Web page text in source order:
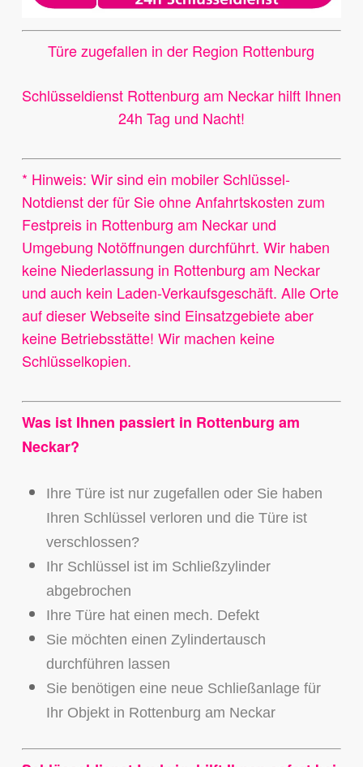
Türe zugefallen in der Region Rottenburg
Schlüsseldienst Rottenburg am Neckar hilft Ihnen
24h Tag und Nacht!
* Hinweis: Wir sind ein mobiler Schlüssel-
Notdienst der für Sie ohne Anfahrtskosten zum
Festpreis in Rottenburg am Neckar und
Umgebung Notöffnungen durchführt. Wir haben
keine Niederlassung in Rottenburg am Neckar
und auch kein Laden-Verkaufsgeschäft. Alle Orte
auf dieser Webseite sind Einsatzgebiete aber
keine Betriebsstätte! Wir machen keine
Schlüsselkopien.
Was ist Ihnen passiert in Rottenburg am
Neckar?
Ihre Türe ist nur zugefallen oder Sie haben
Ihren Schlüssel verloren und die Türe ist
verschlossen?
Ihr Schlüssel ist im Schließzylinder
abgebrochen
Ihre Türe hat einen mech. Defekt
Sie möchten einen Zylindertausch
durchführen lassen
Sie benötigen eine neue Schließanlage für
Ihr Objekt in Rottenburg am Neckar